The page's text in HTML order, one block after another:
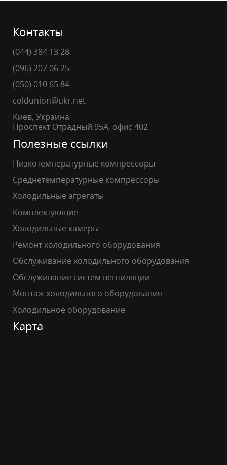
Контакты
(044) 384 13 28
(096) 207 06 25
(050) 010 65 84
coldunion@ukr.net
Киев, Украина
Проспект Отрадный 95А, офис 402
Полезные ссылки
Низкотемпературные компрессоры
Среднетемпературные компрессоры
Холодильные агрегаты
Комплектующие
Холодильные камеры
Ремонт холодильного оборудования
Обслуживание холодильного оборудования
Обслуживание систем вентиляции
Монтаж холодильного оборудования
Холодильное оборудование
Карта